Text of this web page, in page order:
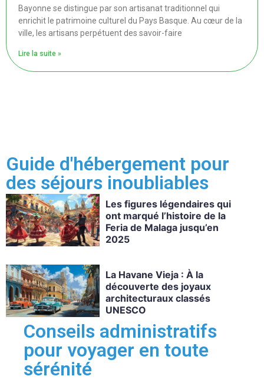
Bayonne se distingue par son artisanat traditionnel qui
enrichit le patrimoine culturel du Pays Basque. Au cœur de la
ville, les artisans perpétuent des savoir-faire
Lire la suite »
Guide d'hébergement pour
des séjours inoubliables
Les figures légendaires qui
ont marqué l’histoire de la
Feria de Malaga jusqu’en
2025
La Havane Vieja : À la
découverte des joyaux
architecturaux classés
UNESCO
Conseils administratifs
pour voyager en toute
sérénité